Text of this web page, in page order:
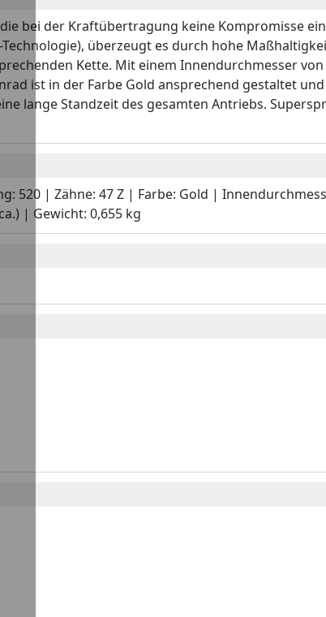
bei der Kraftübertragung keine Kompromisse
überzeugt es durch hohe
Kette. Mit einem Innendurchmesser
ist in der Farbe Gold ansprechend gestaltet
lange Standzeit des gesamten Antriebs.
520 | Zähne: 47 Z | Farbe: Gold |
| Gewicht: 0,655 kg